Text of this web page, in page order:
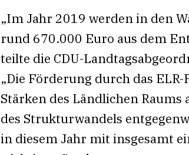
„Im Jahr 2019 werden in den
rund 670.000 Euro aus dem
teilte die CDU-
„Die Förderung durch das
Stärken des Ländlichen
des Strukturwandels
in diesem Jahr mit insgesamt